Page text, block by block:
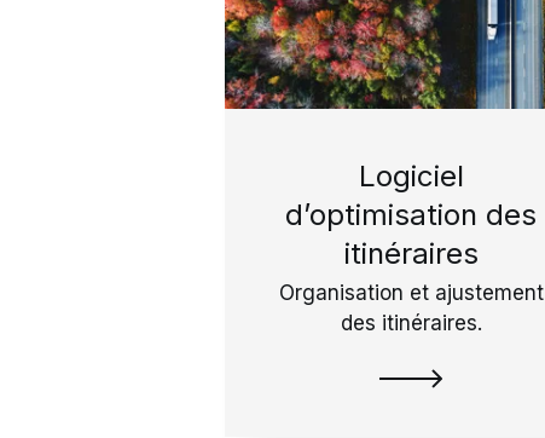
Logiciel
d’optimisation des
itinéraires
Organisation et ajustement
des itinéraires.